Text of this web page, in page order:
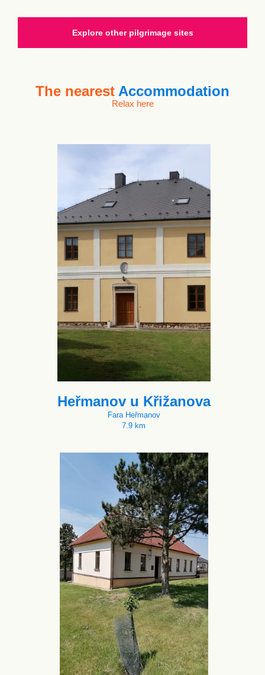
Explore other pilgrimage sites
The nearest Accommodation
Relax here
Heřmanov u Křižanova
Fara Heřmanov
7.9 km